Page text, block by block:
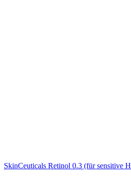
SkinCeuticals Retinol 0.3 (für sensitive